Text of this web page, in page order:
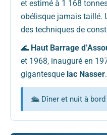
et estimé à 1 168
obélisque jamais taillé.
des techniques de
🌊 Haut Barrage
et 1968, inauguré en
gigantesque lac Nasser.
🛳️ Dîner et nuit à bord